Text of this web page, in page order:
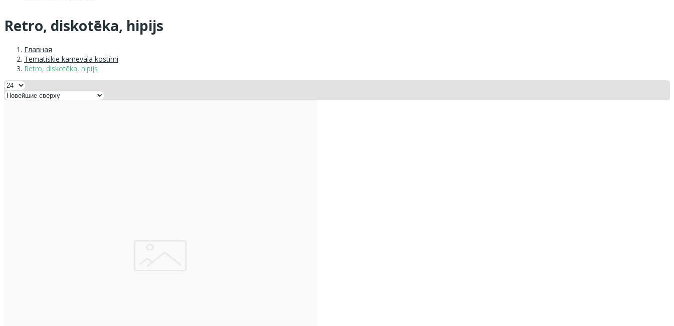
Retro, diskotēka, hipijs
Главная
Tematiskie karnevāla kostīmi
Retro, diskotēka, hipijs